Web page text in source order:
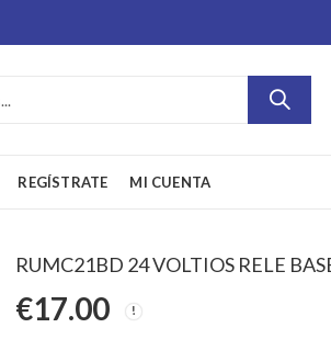
REGÍSTRATE MI CUENTA
RUMC21BD 24 VOLTIOS RELE
€17.00